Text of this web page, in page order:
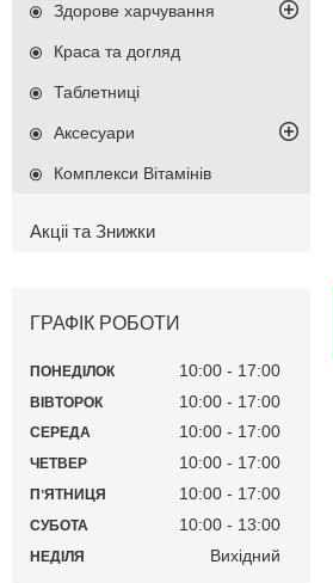
Здорове харчування
Краса та догляд
Таблетниці
Аксесуари
Комплекси Вітамінів
Акціі та Знижки
ГРАФІК РОБОТИ
ПОНЕДІЛОК 10:00 17:00
ВІВТОРОК 10:00 17:00
СЕРЕДА 10:00 17:00
ЧЕТВЕР 10:00 17:00
ПʼЯТНИЦЯ 10:00 17:00
СУБОТА 10:00 13:00
НЕДІЛЯ Вихідний